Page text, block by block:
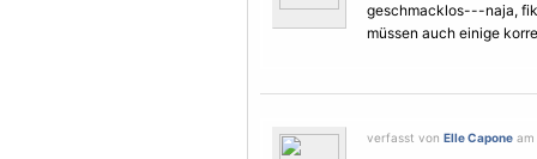
geschmacklos---naja,
müssen auch einige
verfasst von Elle Capone am